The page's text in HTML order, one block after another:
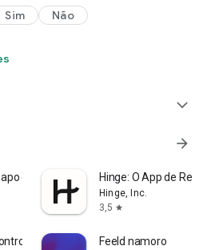
Sim Não
expand_more
arrow_forward
gay Hinge: O App de
Hinge, Inc.
3,5 star
– Catchyy Feeld namoro